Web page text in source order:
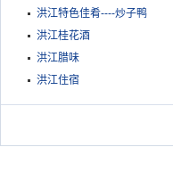
洪江特色佳肴----炒子鸭
洪江桂花酒
洪江腊味
洪江住宿